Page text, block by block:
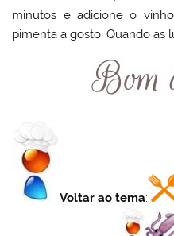
minutos e adicione o
pimenta a gosto. Quando as
Voltar ao tema: